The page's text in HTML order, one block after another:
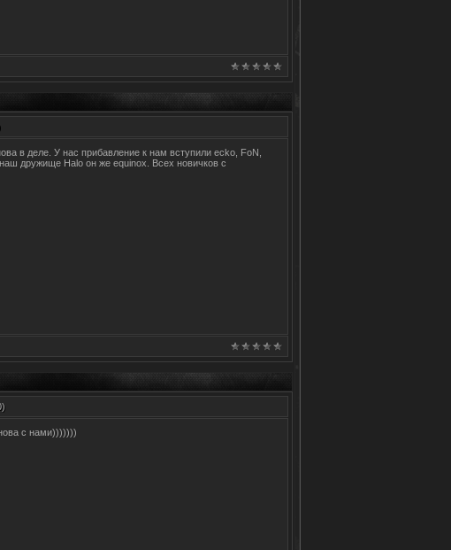
в деле. У нас прибавление к нам вступили ecko, FoN,
дружище Halo он же equinox. Всех новичков с
с нами)))))))